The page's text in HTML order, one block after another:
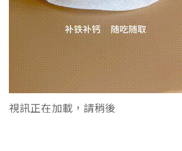
視訊正在加載，請稍後